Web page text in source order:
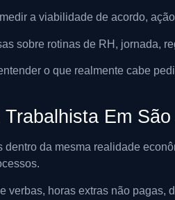
a viabilidade de acordo,
sobre rotinas de RH, jornada,
o que realmente cabe
Em
da mesma realidade
verbas, horas extras não